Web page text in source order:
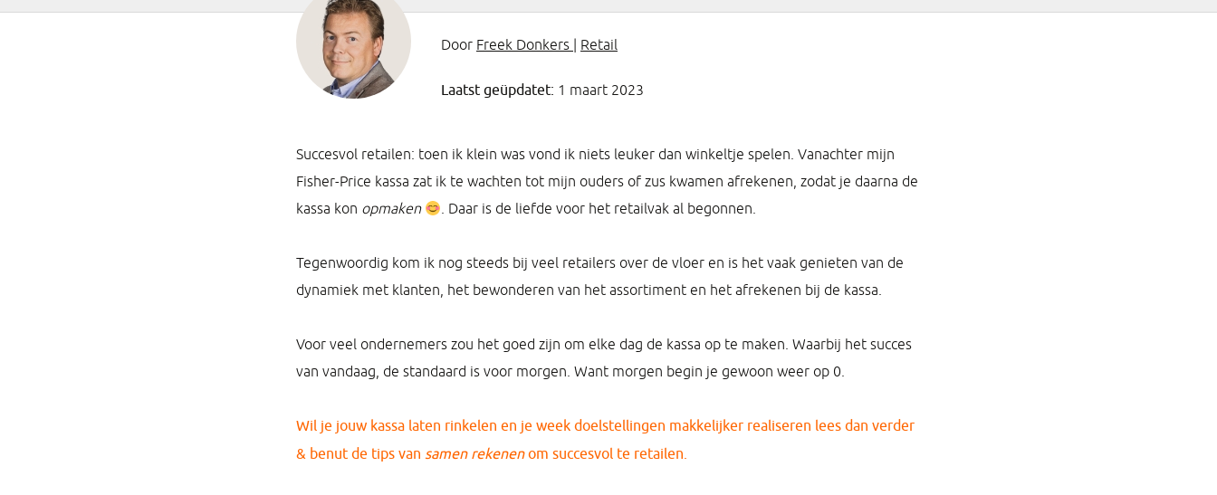
Door Freek Donkers | Retail
Laatst geüpdatet: 1 maart 2023
Succesvol retailen: toen ik klein was vond ik niets leuker dan winkeltje spelen. Vanachter mijn
Fisher-Price kassa zat ik te wachten tot mijn ouders of zus kwamen afrekenen, zodat je daarna de
kassa kon opmaken . Daar is de liefde voor het retailvak al begonnen.
Tegenwoordig kom ik nog steeds bij veel retailers over de vloer en is het vaak genieten van de
dynamiek met klanten, het bewonderen van het assortiment en het afrekenen bij de kassa.
Voor veel ondernemers zou het goed zijn om elke dag de kassa op te maken. Waarbij het succes
van vandaag, de standaard is voor morgen. Want morgen begin je gewoon weer op 0.
Wil je jouw kassa laten rinkelen en je week doelstellingen makkelijker realiseren lees dan verder
& benut de tips van samen rekenenom succesvol te retailen.